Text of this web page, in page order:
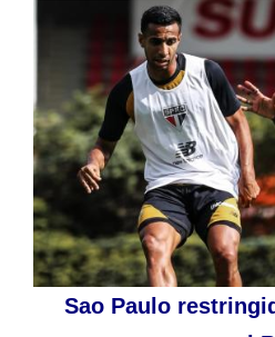
Sao Paulo